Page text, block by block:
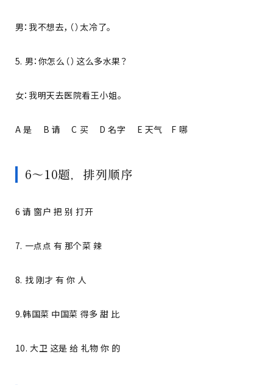
男：我不想去，（ ）太冷了。
5. 男：你怎么（ ）这么多水果？
女：我明天去医院看王小姐。
A 是 B 请 C 买 D 名字 E 天气 F 哪
6～10题，排列顺序
6 请 窗户 把 别 打开
7. 一点点 有 那个菜 辣
8. 找 刚才 有 你 人
9.韩国菜 中国菜 得多 甜 比
10. 大卫 这是 给 礼物 你 的